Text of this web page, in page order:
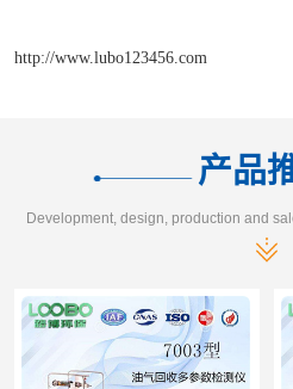
http://www.lubo123456.com
产品